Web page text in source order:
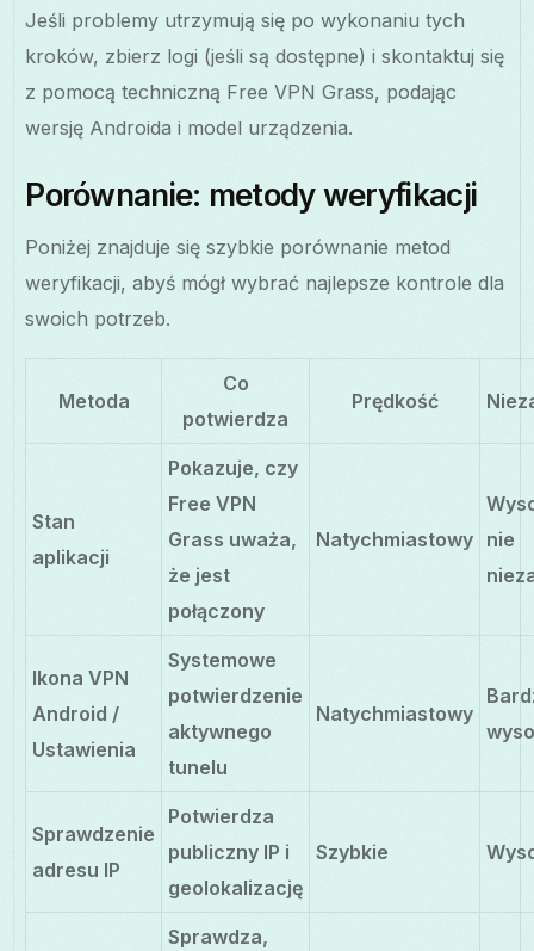
Jeśli problemy utrzymują się po wykonaniu tych
kroków, zbierz logi (jeśli są dostępne) i skontaktuj się
z pomocą techniczną Free VPN Grass, podając
wersję Androida i model urządzenia.
Porównanie: metody weryfikacji
Poniżej znajduje się szybkie porównanie metod
weryfikacji, abyś mógł wybrać najlepsze kontrole dla
swoich potrzeb.
Metoda
Co
potwierdza
Prędkość
Stan
aplikacji
Pokazuje, czy
Free VPN
Grass uważa,
że jest
połączony
Natychmiastowy nie
Ikona VPN
Android /
Ustawienia
Systemowe
potwierdzenie
aktywnego
tunelu
Natychmiastowy
Sprawdzenie
adresu IP
Potwierdza
publiczny IP i
geolokalizację
Szybkie
Sprawdza,